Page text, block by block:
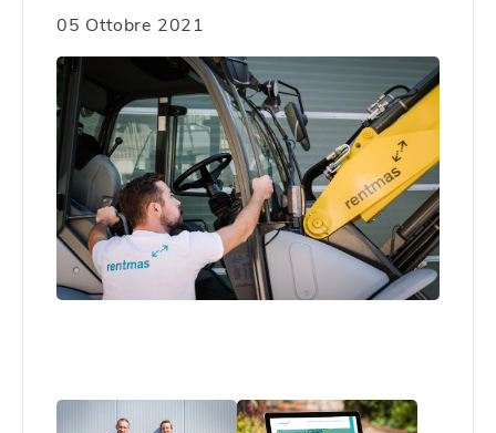
05 Ottobre 2021